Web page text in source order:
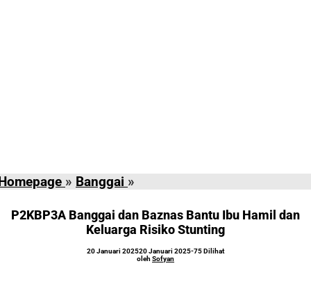
» Banggai »
dan
Baznas
Bantu
Ibu
P2KBP3A Banggai dan Baznas Bantu Ibu Hamil dan
Keluarga Risiko Stunting
20 Januari 202520 Januari 2025oleh
-75 Dilihat
oleh Sofyan